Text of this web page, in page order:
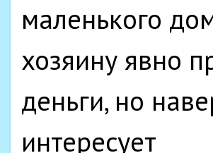
маленького
хозяину явно
деньги, но
интересует